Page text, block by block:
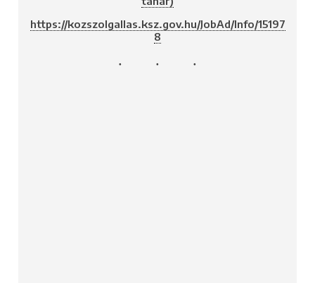
https://kozszolgallas.ksz.gov.hu/JobAd/Info/15197
8